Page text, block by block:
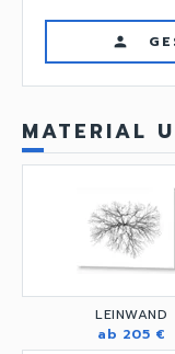
person
MATERIAL
LEINWAND
ab 205 €